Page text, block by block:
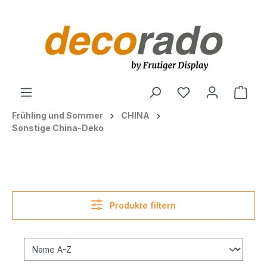
Frühling und Sommer
CHINA
Sonstige China-Deko
Produkte filtern